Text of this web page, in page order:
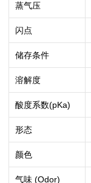
蒸气压
闪点
储存条件
溶解度
酸度系数(pKa)
形态
颜色
气味 (Odor)